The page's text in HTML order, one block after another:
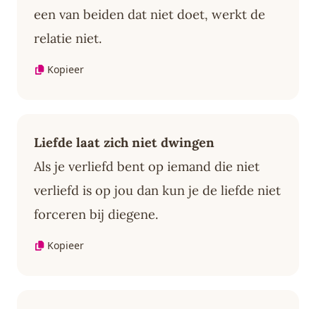
een van beiden dat niet doet, werkt de
relatie niet.
Kopieer
Liefde laat zich niet dwingen
Als je verliefd bent op iemand die niet
verliefd is op jou dan kun je de liefde niet
forceren bij diegene.
Kopieer